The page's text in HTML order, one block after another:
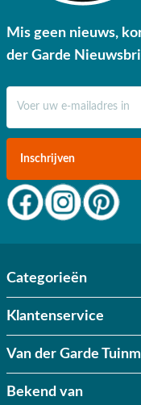
Mis geen nieuws,
der Garde
Inschrijven
Categorieën
Klantenservice
Van der Garde
Bekend van